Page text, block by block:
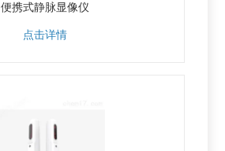
便携式静脉显像仪
点击详情